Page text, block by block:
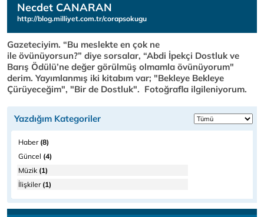
Necdet CANARAN
http://blog.milliyet.com.tr/corapsokugu
Gazeteciyim. “Bu meslekte en çok ne
ile övünüyorsun?” diye sorsalar, “Abdi İpekçi Dostluk ve
Barış Ödülü’ne değer görülmüş olmamla övünüyorum"
derim. Yayımlanmış iki kitabım var; "Bekleye Bekleye
Çürüyeceğim", "Bir de Dostluk". Fotoğrafla ilgileniyorum.
Yazdığım Kategoriler
Haber(8)
Güncel (4)
Müzik (1)
İlişkiler(1)